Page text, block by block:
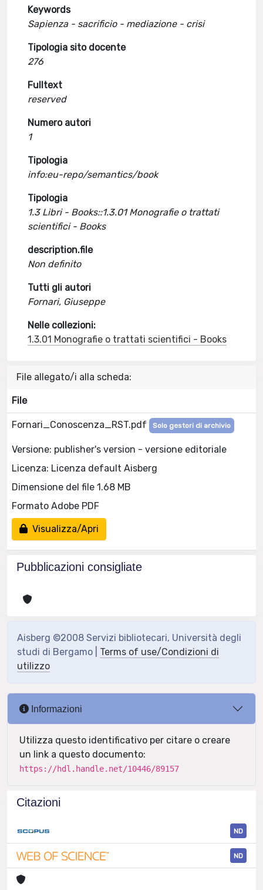
Keywords
Sapienza - sacrificio - mediazione - crisi
Tipologia sito docente
276
Fulltext
reserved
Numero autori
1
Tipologia
info:eu-repo/semantics/book
Tipologia
1.3 Libri - Books::1.3.01 Monografie o trattati
scientifici - Books
description.file
Non definito
Tutti gli autori
Fornari, Giuseppe
Nelle collezioni:
1.3.01 Monografie o trattati scientifici - Books
File allegato/i alla scheda:
File
Fornari_Conoscenza_RST.pdf Solo gestori di archivio
Versione: publisher's version - versione editoriale
Licenza: Licenza default Aisberg
Dimensione del file 1.68 MB
Formato Adobe PDF
Visualizza/Apri
Pubblicazioni consigliate
Aisberg ©2008 Servizi bibliotecari, Università degli
studi di Bergamo | Terms of use/Condizioni di
utilizzo
Informazioni
Utilizza questo identificativo per citare o creare
un link a questo documento:
https://hdl.handle.net/10446/89157
Citazioni
ND
ND